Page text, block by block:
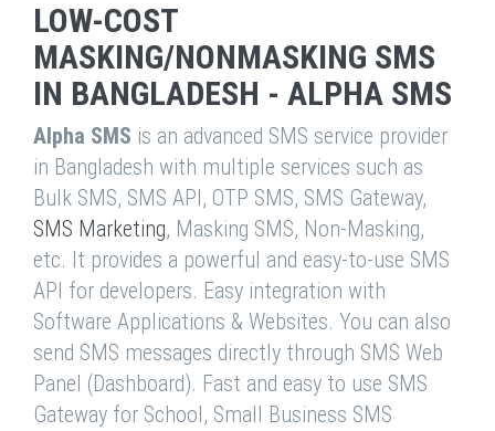
LOW-COST
MASKING/NONMASKING SMS
IN BANGLADESH - ALPHA SMS
Alpha SMS is an advanced SMS service provider
in Bangladesh with multiple services such as
Bulk SMS, SMS API, OTP SMS, SMS Gateway,
SMS Marketing, Masking SMS, Non-Masking,
etc. It provides a powerful and easy-to-use SMS
API for developers. Easy integration with
Software Applications & Websites. You can also
send SMS messages directly through SMS Web
Panel (Dashboard). Fast and easy to use SMS
Gateway for School, Small Business SMS